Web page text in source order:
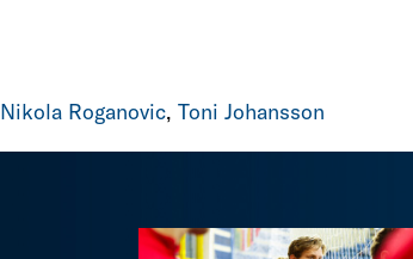
Nikola Roganovic, Toni Johansson